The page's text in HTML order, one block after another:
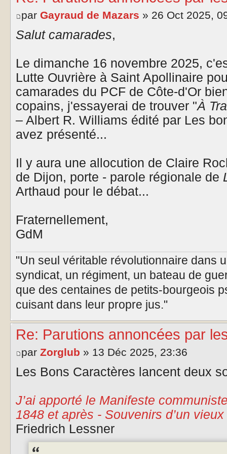
par Gayraud de Mazars » 26 Oct 2025,
Salut camarades,
Le dimanche 16 novembre 2025,
Lutte Ouvrière à Saint Apollinaire
camarades du PCF de Côte-d'Or
copains, j'essayerai de trouver "À
– Albert R. Williams édité par Les
avez présenté...
Il y aura une allocution de Claire
de Dijon, porte - parole régionale de
Arthaud pour le débat...
Fraternellement,
GdM
"Un seul véritable révolutionnaire dans
syndicat, un régiment, un bateau de
que des centaines de petits-bourgeois
cuisant dans leur propre jus."
Re: Parutions annoncées par
par Zorglub » 13 Déc 2025, 23:36
Les Bons Caractères lancent deux
J’ai apporté le Manifeste
1848 et après - Souvenirs d’un
Friedrich Lessner